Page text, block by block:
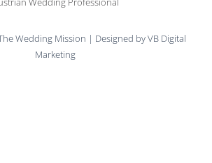
Wedding Mission | Designed by VB Digital
Marketing